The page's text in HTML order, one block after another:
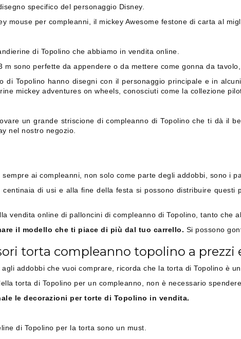
specifico del personaggio Disney.
mouse per compleanni, il mickey Awesome festone di carta al
di Topolino che abbiamo in vendita online.
m sono perfette da appendere o da mettere come gonna da
di Topolino hanno disegni con il personaggio principale e in
mickey adventures on wheels, conosciuti come la collezione
un grande striscione di compleanno di Topolino che ti dà il
nel nostro negozio.
ai compleanni, non solo come parte degli addobbi, sono i
di usi e alla fine della festa si possono distribuire
vendita online di palloncini di compleanno di Topolino, tanto che
il modello che ti piace di più dal tuo carrello. Si possono
torta compleanno topolino a prezzi
addobbi che vuoi comprare, ricorda che la torta di Topolino è
torta di Topolino per un compleanno, non è necessario
le decorazioni per torte di Topolino in vendita.
di Topolino per la torta sono un must.